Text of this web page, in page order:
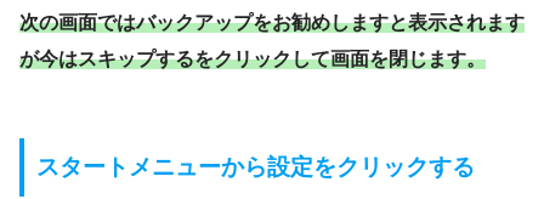
次の画面ではバックアップをお勧めしますと表示されます
が今はスキップするをクリックして画面を閉じます。
スタートメニューから設定をクリックする